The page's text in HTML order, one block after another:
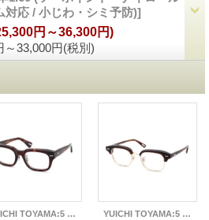
対応 / 小じわ・シミ予防)]
～33,000円(税別)
円～36,300円)
YUICHI TOYAMA:5 ユウイチトヤマ:ファイブ 最新作メガネ WILLIAMSBURG YUICHI TOYAMA:5 ユウイチトヤマ:ファイブ 最新作メガネ FORT GREENE